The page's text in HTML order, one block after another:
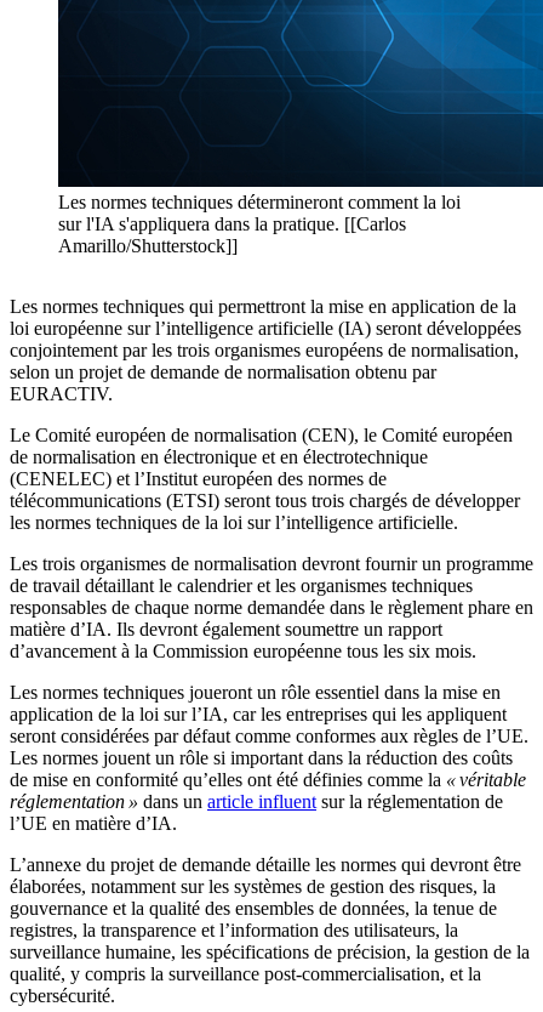
Les normes techniques détermineront comment la loi
sur l'IA s'appliquera dans la pratique. [[Carlos
Amarillo/Shutterstock]]
Les normes techniques qui permettront la mise en application de la
loi européenne sur l’intelligence artificielle (IA) seront développées
conjointement par les trois organismes européens de normalisation,
selon un projet de demande de normalisation obtenu par
EURACTIV.
Le Comité européen de normalisation (CEN), le Comité européen
de normalisation en électronique et en électrotechnique
(CENELEC) et l’Institut européen des normes de
télécommunications (ETSI) seront tous trois chargés de développer
les normes techniques de la loi sur l’intelligence artificielle.
Les trois organismes de normalisation devront fournir un programme
de travail détaillant le calendrier et les organismes techniques
responsables de chaque norme demandée dans le règlement phare en
matière d’IA. Ils devront également soumettre un rapport
d’avancement à la Commission européenne tous les six mois.
Les normes techniques joueront un rôle essentiel dans la mise en
application de la loi sur l’IA, car les entreprises qui les appliquent
seront considérées par défaut comme conformes aux règles de l’UE.
Les normes jouent un rôle si important dans la réduction des coûts
de mise en conformité qu’elles ont été définies comme la « véritable
réglementation » dans un article influent sur la réglementation de
l’UE en matière d’IA.
L’annexe du projet de demande détaille les normes qui devront être
élaborées, notamment sur les systèmes de gestion des risques, la
gouvernance et la qualité des ensembles de données, la tenue de
registres, la transparence et l’information des utilisateurs, la
surveillance humaine, les spécifications de précision, la gestion de la
qualité, y compris la surveillance post-commercialisation, et la
cybersécurité.